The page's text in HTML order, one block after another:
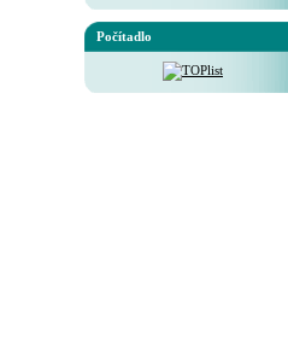
Počítadlo